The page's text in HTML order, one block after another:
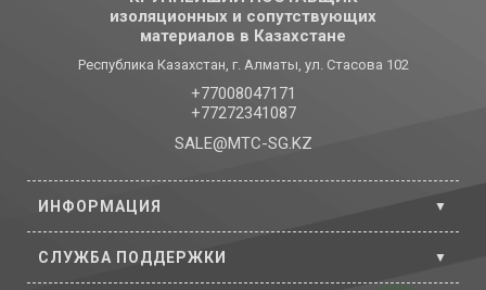
изоляционных и сопутствующих
материалов в Казахстане
Республика Казахстан, г. Алматы, ул. Стасова 102
+77008047171
+77272341087
SALE@MTC-SG.KZ
ИНФОРМАЦИЯ
СЛУЖБА ПОДДЕРЖКИ